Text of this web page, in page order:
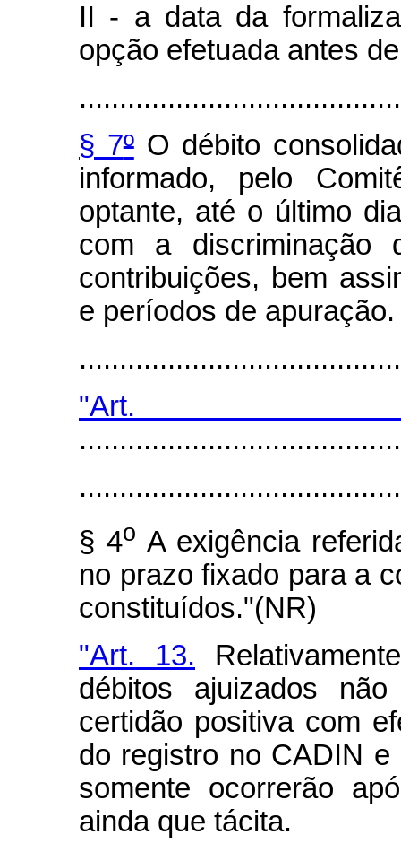
II - a data da
opção efetuada antes
§ 7ºO débito
informado, pelo
optante, até o último
com a discriminação
contribuições, bem
e períodos de apuração.
§ 4o A exigência
no prazo fixado para a
constituídos."(NR)
"Art. 13.
débitos ajuizados
certidão positiva com
do registro no CADIN
somente ocorrerão
ainda que tácita.